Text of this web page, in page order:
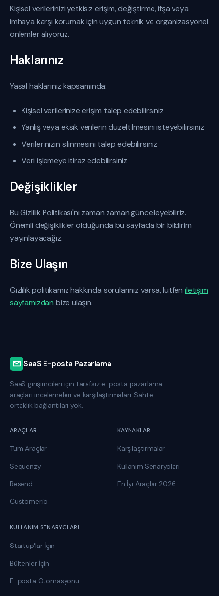
Kişisel verilerinizi yetkisiz erişim, değiştirme, ifşa veya
imhaya karşı korumak için uygun teknik ve organizasyonel
önlemler alıyoruz.
Haklarınız
Yasal haklarınız kapsamında:
Kişisel verilerinize erişim talep edebilirsiniz
Yanlış veya eksik verilerin düzeltilmesini isteyebilirsiniz
Verilerinizin silinmesini talep edebilirsiniz
Veri işlemeye itiraz edebilirsiniz
Değişiklikler
Bu Gizlilik Politikası'nı zaman zaman güncelleyebiliriz.
Önemli değişiklikler olduğunda bu sayfada bir bildirim
yayınlayacağız.
Bize Ulaşın
Gizlilik politikamız hakkında sorularınız varsa, lütfeniletişim
sayfamızdan bize ulaşın.
SaaS E-posta Pazarlama
SaaS girişimcileri için tarafsız e-posta pazarlama
araçları incelemeleri ve karşılaştırmaları. Sahte
ortaklık bağlantıları yok.
ARAÇLAR
Tüm Araçlar
Sequenzy
Resend
Customer.io
KAYNAKLAR
Karşılaştırmalar
Kullanım Senaryoları
En İyi Araçlar 2026
KULLANIM SENARYOLARI
Startup'lar İçin
Bültenler İçin
E-posta Otomasyonu